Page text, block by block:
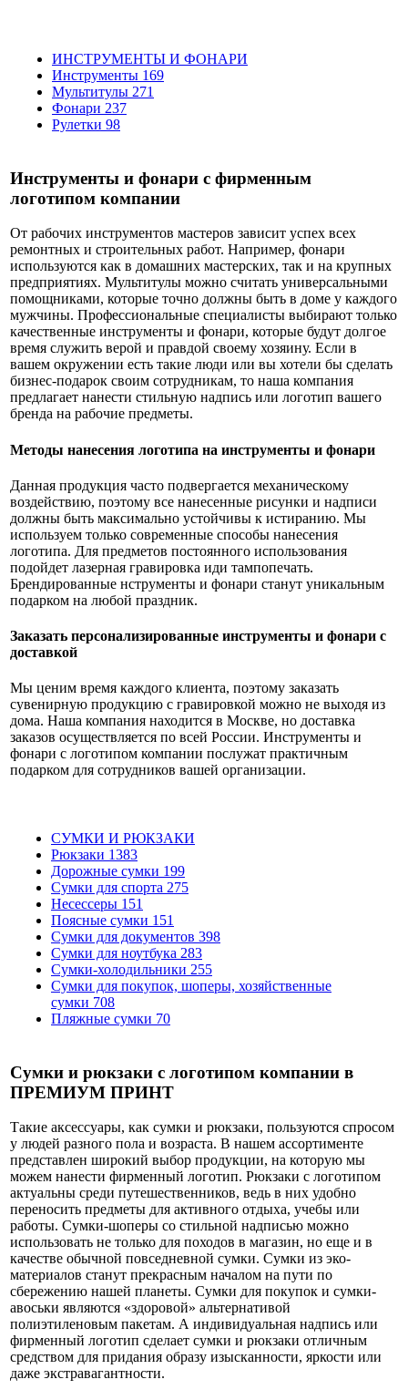
ИНСТРУМЕНТЫ И ФОНАРИ
Инструменты 169
Мультитулы 271
Фонари 237
Рулетки 98
Инструменты и фонари с фирменным
логотипом компании
От рабочих инструментов мастеров зависит успех всех
ремонтных и строительных работ. Например, фонари
используются как в домашних мастерских, так и на крупных
предприятиях. Мультитулы можно считать универсальными
помощниками, которые точно должны быть в доме у каждого
мужчины. Профессиональные специалисты выбирают только
качественные инструменты и фонари, которые будут долгое
время служить верой и правдой своему хозяину. Если в
вашем окружении есть такие люди или вы хотели бы сделать
бизнес-подарок своим сотрудникам, то наша компания
предлагает нанести стильную надпись или логотип вашего
бренда на рабочие предметы.
Методы нанесения логотипа на инструменты и фонари
Данная продукция часто подвергается механическому
воздействию, поэтому все нанесенные рисунки и надписи
должны быть максимально устойчивы к истиранию. Мы
используем только современные способы нанесения
логотипа. Для предметов постоянного использования
подойдет лазерная гравировка иди тампопечать.
Брендированные нструменты и фонари станут уникальным
подарком на любой праздник.
Заказать персонализированные инструменты и фонари с
доставкой
Мы ценим время каждого клиента, поэтому заказать
сувенирную продукцию с гравировкой можно не выходя из
дома. Наша компания находится в Москве, но доставка
заказов осуществляется по всей России. Инструменты и
фонари с логотипом компании послужат практичным
подарком для сотрудников вашей организации.
СУМКИ И РЮКЗАКИ
Рюкзаки 1383
Дорожные сумки 199
Сумки для спорта 275
Несессеры 151
Поясные сумки 151
Сумки для документов 398
Сумки для ноутбука 283
Сумки-холодильники 255
Сумки для покупок, шоперы, хозяйственные
сумки 708
Пляжные сумки 70
Сумки и рюкзаки с логотипом компании в
ПРЕМИУМ ПРИНТ
Такие аксессуары, как сумки и рюкзаки, пользуются спросом
у людей разного пола и возраста. В нашем ассортименте
представлен широкий выбор продукции, на которую мы
можем нанести фирменный логотип. Рюкзаки с логотипом
актуальны среди путешественников, ведь в них удобно
переносить предметы для активного отдыха, учебы или
работы. Сумки-шоперы со стильной надписью можно
использовать не только для походов в магазин, но еще и в
качестве обычной повседневной сумки. Сумки из эко-
материалов станут прекрасным началом на пути по
сбережению нашей планеты. Сумки для покупок и сумки-
авоськи являются «здоровой» альтернативой
полиэтиленовым пакетам. А индивидуальная надпись или
фирменный логотип сделает сумки и рюкзаки отличным
средством для придания образу изысканности, яркости или
даже экстравагантности.